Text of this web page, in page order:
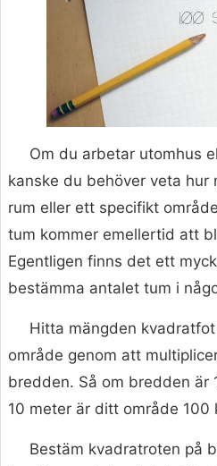
Om du arbetar utomhus
kanske du behöver veta
rum eller ett specifikt
tum kommer emellertid att
Egentligen finns det ett
bestämma antalet tum i
Hitta mängden
område genom att
bredden. Så om bredden är
10 meter är ditt område 100
Bestäm kvadratroten på